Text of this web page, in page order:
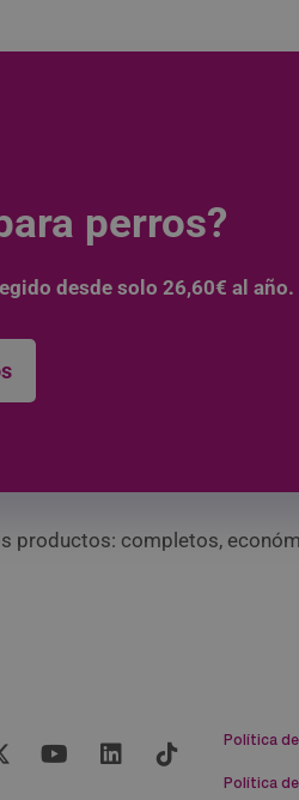
perros?
desde solo 26,60€ al año.
productos: completos,
Política
Política